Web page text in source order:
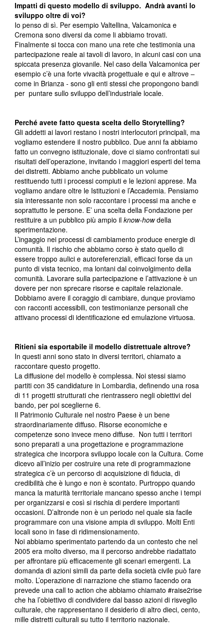
Impatti di questo modello di sviluppo. Andrà avanti lo
sviluppo oltre di voi?
Io penso di sì. Per esempio Valtellina, Valcamonica e
Cremona sono diversi da come li abbiamo trovati.
Finalmente si tocca con mano una rete che testimonia una
partecipazione reale ai tavoli di lavoro, in alcuni casi con una
spiccata presenza giovanile. Nel caso della Valcamonica per
esempio c’è una forte vivacità progettuale e qui e altrove –
come in Brianza - sono gli enti stessi che propongono bandi
per puntare sullo sviluppo dell’industriale locale.
Perché avete fatto questa scelta dello Storytelling?
Gli addetti ai lavori restano i nostri interlocutori principali, ma
vogliamo estendere il nostro pubblico. Due anni fa abbiamo
fatto un convegno istituzionale, dove ci siamo confrontati sui
risultati dell’operazione, invitando i maggiori esperti del tema
dei distretti. Abbiamo anche pubblicato un volume
restituendo tutti i processi compiuti e le lezioni apprese. Ma
vogliamo andare oltre le Istituzioni e l’Accademia. Pensiamo
sia interessante non solo raccontare i processi ma anche e
soprattutto le persone. E’ una scelta della Fondazione per
restituire a un pubblico più ampio il know-howdella
sperimentazione.
L’ingaggio nei processi di cambiamento produce energie di
comunità. Il rischio che abbiamo corso è stato quello di
essere troppo aulici e autoreferenziali, efficaci forse da un
punto di vista tecnico, ma lontani dal coinvolgimento della
comunità. Lavorare sulla partecipazione e l’attivazione è un
dovere per non sprecare risorse e capitale relazionale.
Dobbiamo avere il coraggio di cambiare, dunque proviamo
con racconti accessibili, con testimonianze personali che
attivano processi di identificazione ed emulazione virtuosa.
Ritieni sia esportabile il modello distrettuale altrove?
In questi anni sono stato in diversi territori, chiamato a
raccontare questo progetto.
La diffusione del modello è complessa. Noi stessi siamo
partiti con 35 candidature in Lombardia, definendo una rosa
di 11 progetti strutturati che rientrassero negli obiettivi del
bando, per poi sceglierne 6.
Il Patrimonio Culturale nel nostro Paese è un bene
straordinariamente diffuso. Risorse economiche e
competenze sono invece meno diffuse. Non tutti i territori
sono preparati a una progettazione e programmazione
strategica che incorpora sviluppo locale con la Cultura. Come
dicevo all’inizio per costruire una rete di programmazione
strategica c’è un percorso di acquisizione di fiducia, di
credibilità che è lungo e non è scontato. Purtroppo quando
manca la maturità territoriale mancano spesso anche i tempi
per organizzarsi e così si rischia di perdere importanti
occasioni. D’altronde non è un periodo nel quale sia facile
programmare con una visione ampia di sviluppo. Molti Enti
locali sono in fase di ridimensionamento.
Noi abbiamo sperimentato partendo da un contesto che nel
2005 era molto diverso, ma il percorso andrebbe riadattato
per affrontare più efficacemente gli scenari emergenti. La
domanda di azioni simili da parte della società civile può fare
molto. L’operazione di narrazione che stiamo facendo ora
prevede una call to action che abbiamo chiamato #raise2rise
che ha l’obiettivo di condividere dal basso azioni di risveglio
culturale, che rappresentano il desiderio di altro dieci, cento,
mille distretti culturali su tutto il territorio nazionale.